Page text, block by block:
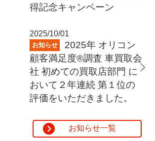
得記念キャンペーン
2025/10/01
お知らせ
2025年 オリコン
顧客満足度®調査 車買取会
社 初めての買取店部門 に
おいて２年連続 第１位の
評価をいただきました。
お知らせ一覧